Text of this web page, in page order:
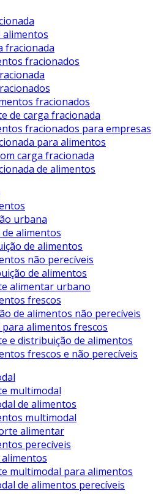
alimentos
fracionada
fracionados
fracionados
de carga fracionada
fracionados para empresas
para alimentos
carga fracionada
de alimentos
urbana
alimentos
de alimentos
não perecíveis
de alimentos
alimentar urbano
frescos
de alimentos não perecíveis
alimentos frescos
e distribuição de alimentos
frescos e não perecíveis
multimodal
de alimentos
multimodal
alimentar
perecíveis
multimodal para alimentos
de alimentos perecíveis